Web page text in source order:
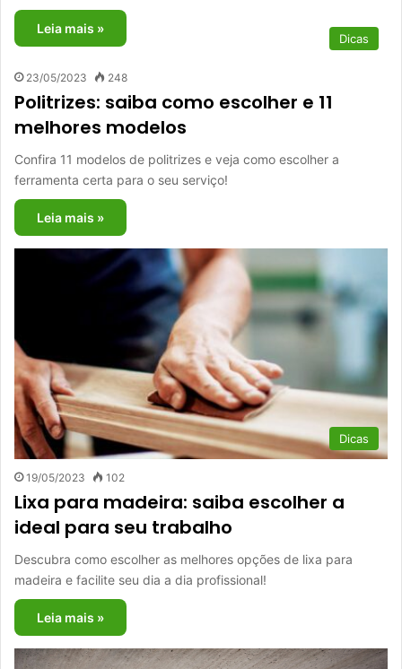
Leia mais »
Dicas
23/05/2023 248
Politrizes: saiba como escolher e 11
melhores modelos
Confira 11 modelos de politrizes e veja como escolher a
ferramenta certa para o seu serviço!
Leia mais »
Dicas
19/05/2023 102
Lixa para madeira: saiba escolher a
ideal para seu trabalho
Descubra como escolher as melhores opções de lixa para
madeira e facilite seu dia a dia profissional!
Leia mais »